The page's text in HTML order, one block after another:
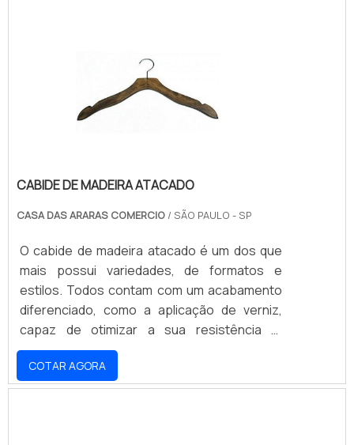
eventos e dispostos no próprio
estabelecimento, sempre vis.
CABIDE DE MADEIRA ATACADO
CASA DAS ARARAS COMERCIO / SÃO PAULO - SP
O cabide de madeira atacado é um dos que
mais possui variedades, de formatos e
estilos. Todos contam com um acabamento
diferenciado, como a aplicação de verniz,
capaz de otimizar a sua resistência e,
principalmente, durabilidade. As suas
medidas também são diversificadas, com
tamanhos entre 35 cm x 14 cm, para as
COTAR AGORA